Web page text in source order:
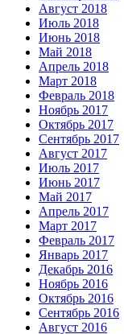
Август 2018
Июль 2018
Июнь 2018
Май 2018
Апрель 2018
Март 2018
Февраль 2018
Ноябрь 2017
Октябрь 2017
Сентябрь 2017
Август 2017
Июль 2017
Июнь 2017
Май 2017
Апрель 2017
Март 2017
Февраль 2017
Январь 2017
Декабрь 2016
Ноябрь 2016
Октябрь 2016
Сентябрь 2016
Август 2016